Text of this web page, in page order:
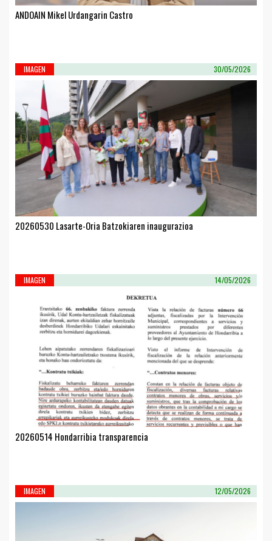
ANDOAIN Mikel Urdangarin Castro
IMAGEN 30/05/2026
20260530 Lasarte-Oria Batzokiaren inaugurazioa
IMAGEN 14/05/2026
20260514 Hondarribia transparencia
IMAGEN 12/05/2026